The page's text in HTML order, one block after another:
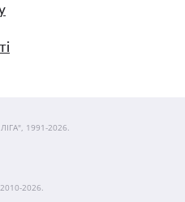
1991-2026.
2026.